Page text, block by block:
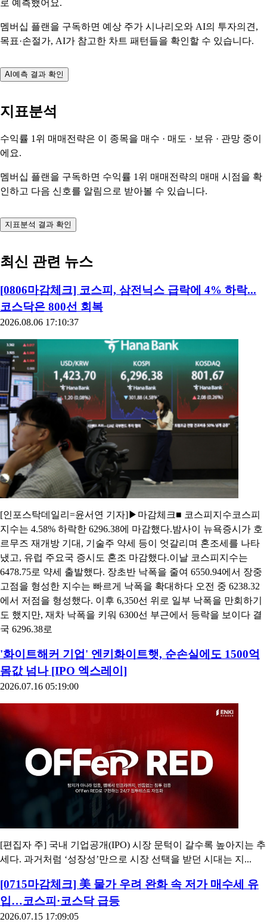
로 예측했어요.
멤버십 플랜을 구독하면 예상 주가 시나리오와 AI의 투자의견,
목표·손절가, AI가 참고한 차트 패턴들을 확인할 수 있습니다.
AI예측 결과 확인
지표분석
수익률 1위 매매전략은 이 종목을 매수 · 매도 · 보유 · 관망 중이
에요.
멤버십 플랜을 구독하면 수익률 1위 매매전략의 매매 시점을 확
인하고 다음 신호를 알림으로 받아볼 수 있습니다.
지표분석 결과 확인
최신 관련 뉴스
[0806마감체크] 코스피, 삼전닉스 급락에 4% 하락...
코스닥은 800선 회복
2026.08.06 17:10:37
[인포스탁데일리=윤서연 기자]▶마감체크■ 코스피지수코스피
지수는 4.58% 하락한 6296.38에 마감했다.밤사이 뉴욕증시가 호
르무즈 재개방 기대, 기술주 약세 등이 엇갈리며 혼조세를 나타
냈고, 유럽 주요국 증시도 혼조 마감했다.이날 코스피지수는
6478.75로 약세 출발했다. 장초반 낙폭을 줄여 6550.94에서 장중
고점을 형성한 지수는 빠르게 낙폭을 확대하다 오전 중 6238.32
에서 저점을 형성했다. 이후 6,350선 위로 일부 낙폭을 만회하기
도 했지만, 재차 낙폭을 키워 6300선 부근에서 등락을 보이다 결
국 6296.38로
'화이트해커 기업' 엔키화이트햇, 순손실에도 1500억
몸값 넘나 [IPO 엑스레이]
2026.07.16 05:19:00
[편집자 주] 국내 기업공개(IPO) 시장 문턱이 갈수록 높아지는 추
세다. 과거처럼 ‘성장성’만으로 시장 선택을 받던 시대는 지...
[0715마감체크] 美 물가 우려 완화 속 저가 매수세 유
입…코스피·코스닥 급등
2026.07.15 17:09:05